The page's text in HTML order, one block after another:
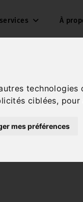
ciblées,
mes préférences
À